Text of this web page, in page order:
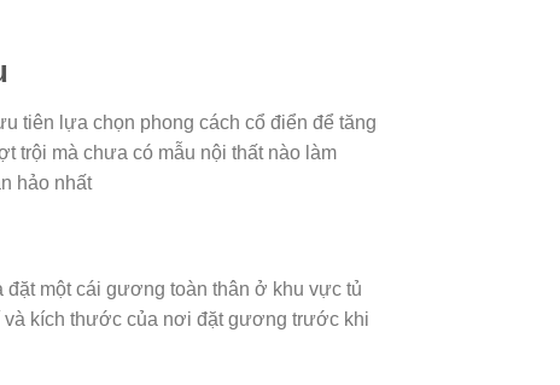
tiên lựa chọn phong cách cổ điển để tăng
trội mà chưa có mẫu nội thất nào làm
hảo nhất
một cái gương toàn thân ở khu vực tủ
và kích thước của nơi đặt gương trước khi